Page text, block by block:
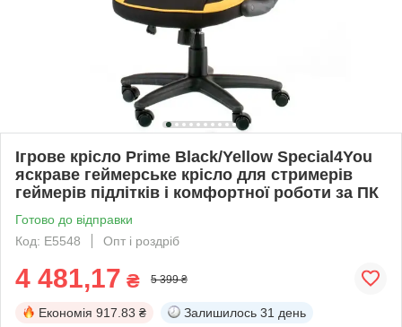
Ігрове крісло Prime Black/Yellow Special4You
яскраве геймерське крісло для стримерів
геймерів підлітків і комфортної роботи за ПК
Готово до відправки
Код: E5548
Опт і роздріб
4 481,17 ₴ 5 399 ₴
Економія 917.83 ₴ Залишилось 31 день